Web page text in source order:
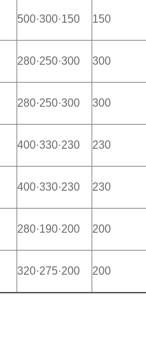
500·300·150 150
280·250·300 300
280·250·300 300
400·330·230 230
400·330·230 230
280·190·200 200
320·275·200 200